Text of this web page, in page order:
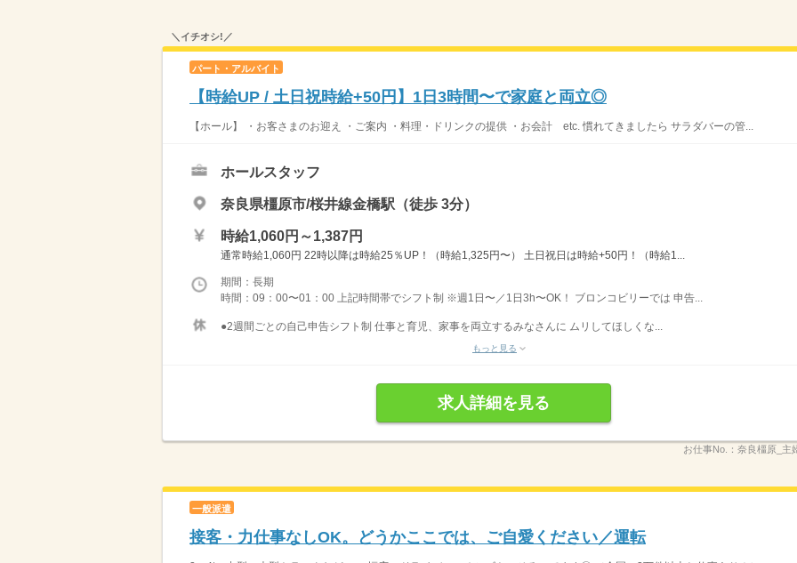
＼イチオシ!／
パート・アルバイト
【時給UP / 土日祝時給+50円】1日3時間〜で家庭と両立◎
【ホール】 ・お客さまのお迎え ・ご案内 ・料理・ドリンクの提供 ・お会計 etc. 慣れてきましたら サラダバーの管...
ホールスタッフ
奈良県橿原市/桜井線金橋駅（徒歩 3分）
時給1,060円～1,387円
通常時給1,060円 22時以降は時給25％UP！（時給1,325円〜） 土日祝日は時給+50円！（時給1...
期間：長期
時間：09：00〜01：00 上記時間帯でシフト制 ※週1日〜／1日3h〜OK！ ブロンコビリーでは 申告...
●2週間ごとの自己申告シフト制 仕事と育児、家事を両立するみなさんに ムリしてほしくな...
もっと見る
求人詳細を見る
お仕事No.： 奈良橿原_主
一般派遣
接客・力仕事なしOK。どうかここでは、ご自愛ください／運転